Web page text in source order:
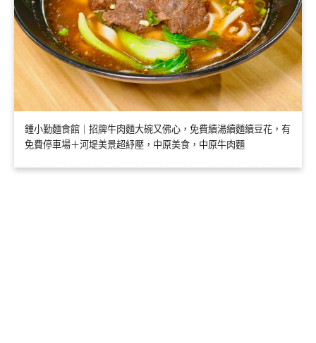
鍾小勤麵食館｜招牌牛肉麵大碗又佛心，免費續湯續麵續豆花，有
免費停車場＋河堤美景超紓壓，中原美食，中原牛肉麵